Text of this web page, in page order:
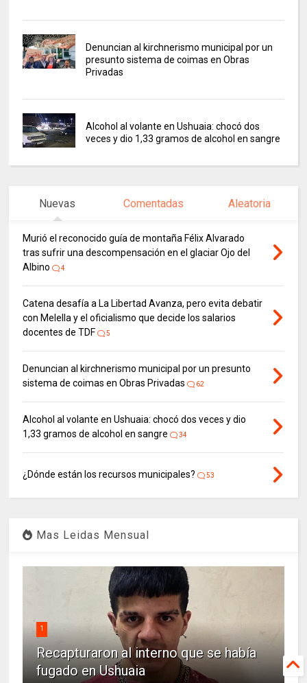
Denuncian al kirchnerismo municipal por un
presunto sistema de coimas en Obras
Privadas
Alcohol al volante en Ushuaia: chocó dos
veces y dio 1,33 gramos de alcohol en sangre
Nuevas Comentadas Aleatoria
Murió el reconocido guía de montaña Félix Alvarado
tras sufrir una descompensación en el glaciar Ojo del
Albino
4
Catena desafía a La Libertad Avanza, pero evita debatir
con Melella y el oficialismo que decide los salarios
docentes de TDF
5
Denuncian al kirchnerismo municipal por un presunto
sistema de coimas en Obras Privadas
62
Alcohol al volante en Ushuaia: chocó dos veces y dio
1,33 gramos de alcohol en sangre
34
¿Dónde están los recursos municipales? 53
Mas Leidas Mensual
1
Recapturaron al interno que se había
fugado en Ushuaia